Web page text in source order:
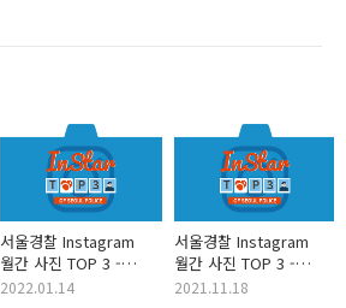
서울경찰 Instagram
월간 사진 TOP 3 -
2022년 1월호
2022.01.14
서울경찰 Instagram
월간 사진 TOP 3 -
2021년 11월호
2021.11.18